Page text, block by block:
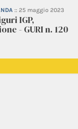
:: 25 maggio 2023
IGP,
- GURI n. 120